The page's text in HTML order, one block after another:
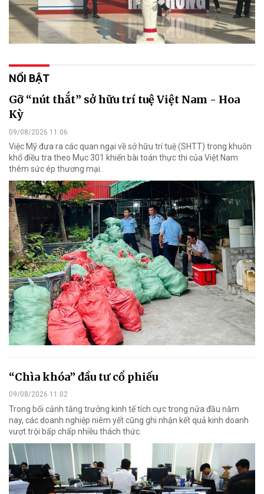
NỔI BẬT
Gỡ “nút thắt” sở hữu trí tuệ Việt Nam - Hoa
Kỳ
09/08/2026 11:06
Việc Mỹ đưa ra các quan ngại về sở hữu trí tuệ (SHTT) trong khuôn
khổ điều tra theo Mục 301 khiến bài toán thực thi của Việt Nam
thêm sức ép thương mại.
“Chìa khóa” đầu tư cổ phiếu
09/08/2026 11:02
Trong bối cảnh tăng trưởng kinh tế tích cực trong nửa đầu năm
nay, các doanh nghiệp niêm yết cũng ghi nhận kết quả kinh doanh
vượt trội bấp chấp nhiều thách thức.